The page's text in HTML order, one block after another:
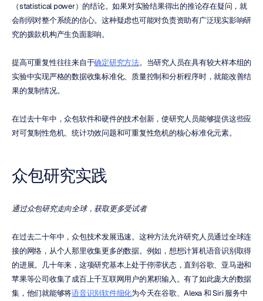
（statistical power）的结论。如果对实验结果得出的推论存在疑问，就
会削弱对整个系统的信心。这种疑虑也可能对负责资助有广泛现实影响研
究的拨款机构产生负面影响。
提高可重复性往往来自于确定研究方法。当研究人员在具有较大样本组的
实验中实现严格的数据收集标准化、质量控制和分析程序时，就能改善结
果的复制情况。
在过去十年中，众包软件和硬件的技术创新，使研究人员能够提供这些应
对可复制性危机、统计功效问题和可重复性危机的核心标准化元素。
众包研究实践
通过众包研究走向全球，获取更多受试者
在过去二十年中，众包技术发展迅速。这种方法允许研究人员通过全球连
接的网络，从个人那里收集更多的数据。例如，想想计算机语音识别取得
的进展。几十年来，这项研究基本上处于停滞状态，直到谷歌、亚马逊和
苹果等公司收集了成百上千互联网用户的累积输入。有了如此庞大的数据
集，他们就能够将语音识别软件细化为今天在谷歌、Alexa 和 Siri 服务中